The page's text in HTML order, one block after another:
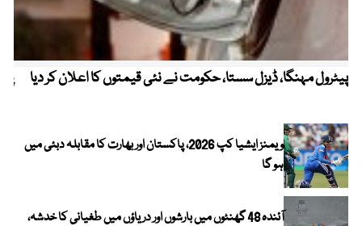
پیٹرول مہنگا، ڈیزل سستا، حکومت نے نئی قیمتوں کا اعلان کر دیا
ویمنز ایشیا کپ 2026، پاکستان اور بھارت کا مقابلہ دبئی میں
ہو گا
آئندہ 48 گھنٹوں میں بارشوں اور دریاؤں میں طغیانی کا خدشہ،